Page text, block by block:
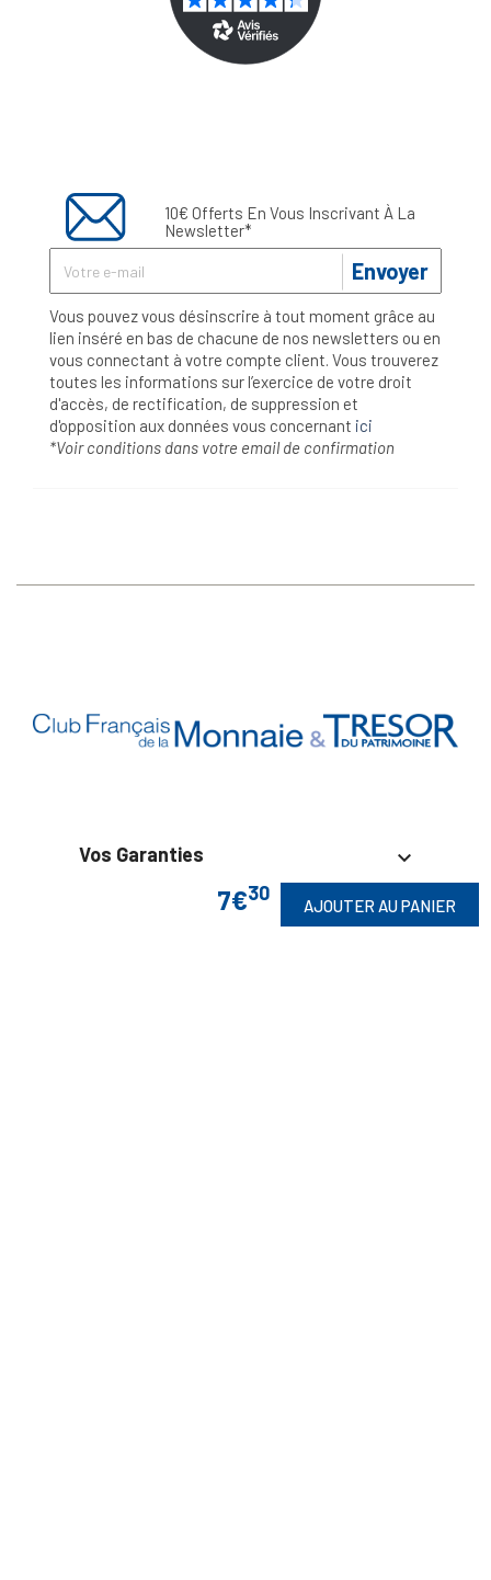
7€30
AJOUTER AU PANIER
10€ Offerts En Vous Inscrivant À La
Newsletter*
Envoyer
Vous pouvez vous désinscrire à tout moment grâce au
lien inséré en bas de chacune de nos newsletters ou en
vous connectant à votre compte client. Vous trouverez
toutes les informations sur l’exercice de votre droit
d'accès, de rectification, de suppression et
d'opposition aux données vous concernant ici
*Voir conditions dans votre email de confirmation
Vos Garanties 
